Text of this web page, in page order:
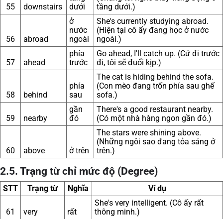
55 downstairs
dưới
tầng dưới.)
56 abroad
ở
nước
ngoài
She's currently studying abroad.
(Hiện tại cô ấy đang học ở nước
ngoài.)
57 ahead
phía
trước
Go ahead, I'll catch up. (Cứ đi trước
đi, tôi sẽ đuổi kịp.)
58 behind
phía
sau
The cat is hiding behind the sofa.
(Con mèo đang trốn phía sau ghế
sofa.)
59 nearby
gần
đó
There's a good restaurant nearby.
(Có một nhà hàng ngon gần đó.)
60 above ở trên
The stars were shining above.
(Những ngôi sao đang tỏa sáng ở
trên.)
2.5. Trạng từ chỉ mức độ (Degree)
STT Trạng từ Nghĩa Ví dụ
61 very rất
She's very intelligent. (Cô ấy rất
thông minh.)